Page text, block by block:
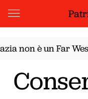
è un Far West•Il